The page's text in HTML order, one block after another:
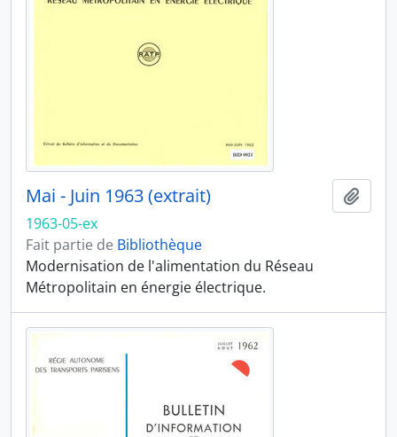
Mai - Juin 1963 (extrait)
1963-05-ex
Fait partie de Bibliothèque
Modernisation de l'alimentation du Réseau
Métropolitain en énergie électrique.